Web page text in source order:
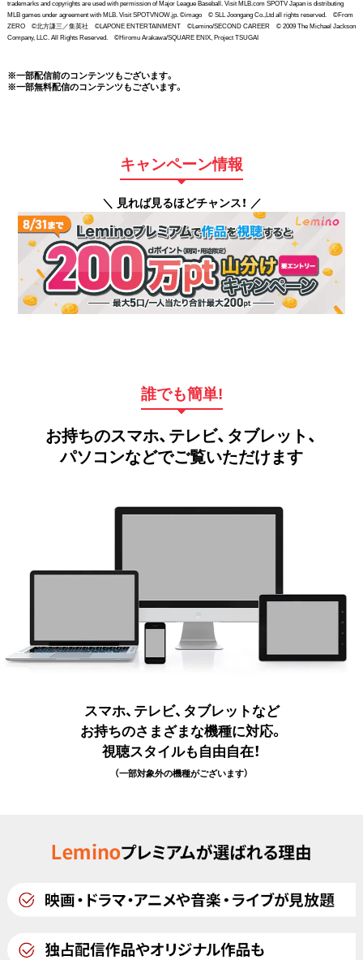
trademarks and copyrights are used with permission of Major League Baseball. Visit MLB.com SPOTV Japan is distributing
MLB games under agreement with MLB. Visit SPOTVNOW.jp. ©imago © SLL Joongang Co.,Ltd all rights reserved. ©From
ZERO ©北方謙三／集英社 ©LAPONE ENTERTAINMENT ©Lemino/SECOND CAREER © 2009 The Michael Jackson
Company, LLC. All Rights Reserved. ©Hiromu Arakawa/SQUARE ENIX, Project TSUGAI
※一部配信前のコンテンツもございます。
※一部無料配信のコンテンツもございます。
キャンペーン情報
＼ 見れば見るほどチャンス！ ／
誰でも簡単!
お持ちのスマホ、テレビ、タブレット、
パソコンなどでご覧いただけます
スマホ、テレビ、タブレットなど
お持ちのさまざまな機種に対応。
視聴スタイルも自由自在！
（一部対象外の機種がございます）